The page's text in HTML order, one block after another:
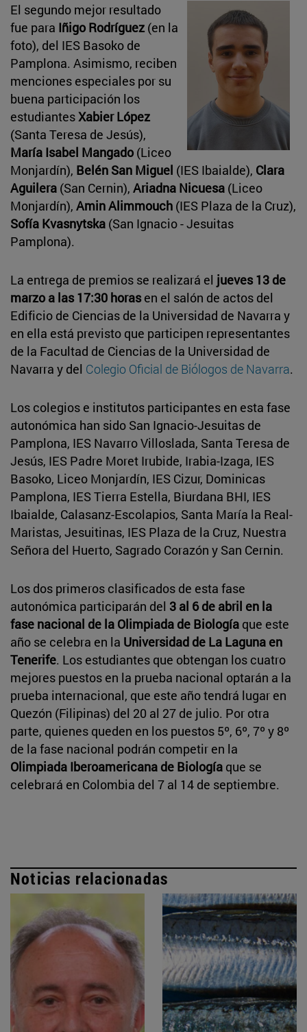
El segundo mejor resultado
fue para Iñigo Rodríguez (en la
foto), del IES Basoko de
Pamplona. Asimismo, reciben
menciones especiales por su
buena participación los
estudiantesXabier López
(Santa Teresa de Jesús),
María Isabel Mangado (Liceo
Monjardín), Belén San Miguel (IES Ibaialde), Clara
Aguilera (San Cernin), Ariadna Nicuesa (Liceo
Monjardín), Amin Alimmouch (IES Plaza de la Cruz),
Sofía Kvasnytska (San Ignacio - Jesuitas
Pamplona).
La entrega de premios se realizará el jueves 13 de
marzo a las 17:30 horasen el salón de actos del
Edificio de Ciencias de la Universidad de Navarra y
en ella está previsto que participen representantes
de la Facultad de Ciencias de la Universidad de
Navarra y del Colegio Oficial de Biólogos de Navarra.
Los colegios e institutos participantes en esta fase
autonómica han sido San Ignacio-Jesuitas de
Pamplona, IES Navarro Villoslada, Santa Teresa de
Jesús, IES Padre Moret Irubide, Irabia-Izaga, IES
Basoko, Liceo Monjardín, IES Cizur, Dominicas
Pamplona, IES Tierra Estella, Biurdana BHI, IES
Ibaialde, Calasanz-Escolapios, Santa María la Real-
Maristas, Jesuitinas, IES Plaza de la Cruz, Nuestra
Señora del Huerto, Sagrado Corazón y San Cernin.
Los dos primeros clasificados de esta fase
autonómica participarán del 3 al 6 de abril en la
fase nacional de la Olimpiada de Biología que este
año se celebra en la Universidad de La Laguna en
Tenerife. Los estudiantes que obtengan los cuatro
mejores puestos en la prueba nacional optarán a la
prueba internacional, que este año tendrá lugar en
Quezón (Filipinas) del 20 al 27 de julio. Por otra
parte, quienes queden en los puestos 5º, 6º, 7º y 8º
de la fase nacional podrán competir en la
Olimpiada Iberoamericana de Biología que se
celebrará en Colombia del 7 al 14 de septiembre.
Noticias relacionadas